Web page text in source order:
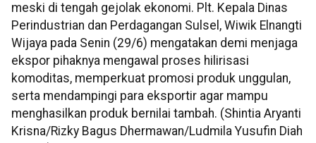
meski di tengah gejolak ekonomi. Plt. Kepala Dinas
Perindustrian dan Perdagangan Sulsel, Wiwik Elnangti
Wijaya pada Senin (29/6) mengatakan demi menjaga
ekspor pihaknya mengawal proses hilirisasi
komoditas, memperkuat promosi produk unggulan,
serta mendampingi para eksportir agar mampu
menghasilkan produk bernilai tambah. (Shintia Aryanti
Krisna/Rizky Bagus Dhermawan/Ludmila Yusufin Diah